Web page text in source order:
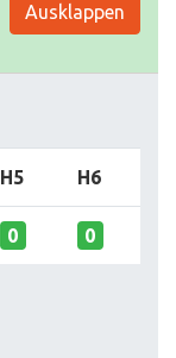
Ausklappen
H5 H6
0 0